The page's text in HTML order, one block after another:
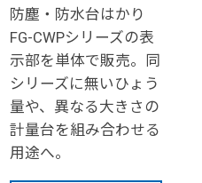
防塵・防水台はかり
FG-CWPシリーズの表
示部を単体で販売。同
シリーズに無いひょう
量や、異なる大きさの
計量台を組み合わせる
用途へ。